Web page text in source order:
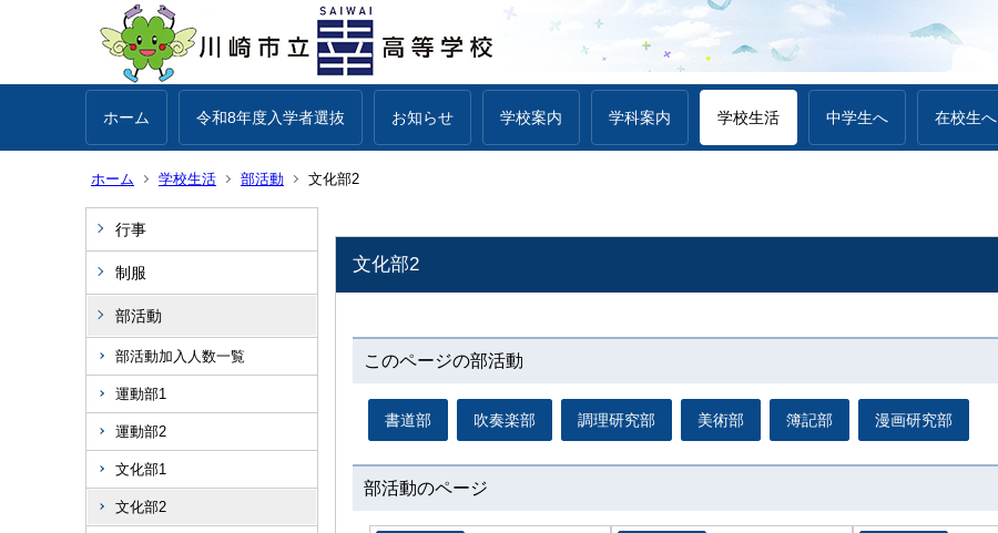
ホーム 令和8年度入学者選抜 お知らせ 学校案内 学科案内 学校生活 中学生へ 在校生へ
ホーム 学校生活 部活動 文化部2
行事
制服
部活動
部活動加入人数一覧
運動部1
運動部2
文化部1
文化部2
文化部2
このページの部活動
書道部 吹奏楽部 調理研究部 美術部 簿記部 漫画研究部
部活動のページ